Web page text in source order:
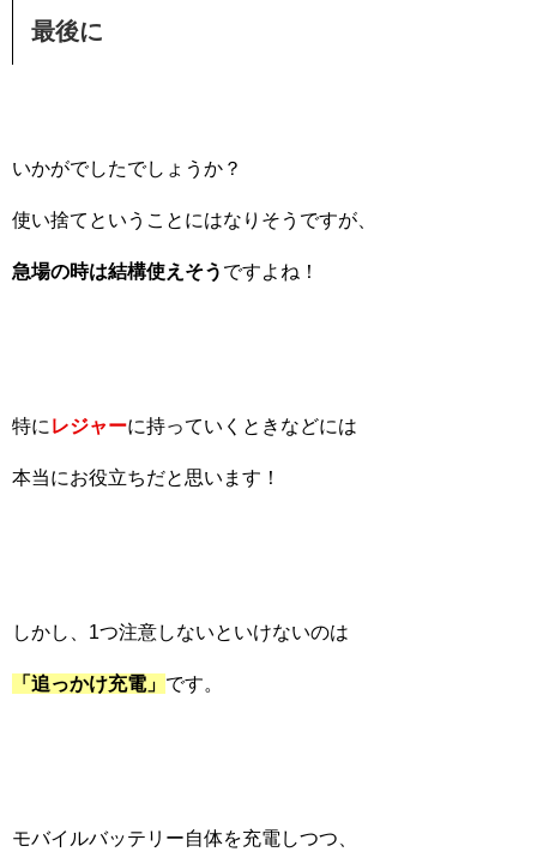
最後に
いかがでしたでしょうか？
使い捨てということにはなりそうですが、
急場の時は結構使えそう ですよね！
特に レジャーに持っていくときなどには
本当にお役立ちだと思います！
しかし、1つ注意しないといけないのは
「追っかけ充電」 です。
モバイルバッテリー自体を充電しつつ、